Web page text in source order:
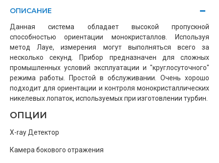
ОПИСАНИЕ
Данная система обладает высокой пропускной
способностью ориентации монокристаллов. Используя
метод Лауе, измерения могут выполняться всего за
несколько секунд. Прибор предназначен для сложных
промышленных условий эксплуатации и "круглосуточного"
режима работы. Простой в обслуживании. Очень хорошо
подходит для ориентации и контроля монокристаллических
никелевых лопаток, используемых при изготовлении турбин.
ОПЦИИ
X-ray Детектор
Камера бокового отражения